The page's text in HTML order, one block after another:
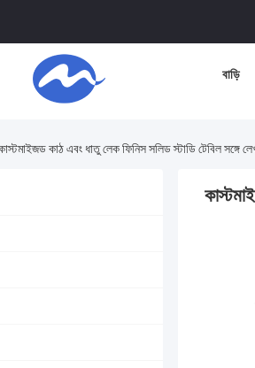
বাড়ি
কাঠ এবং ধাতু লেক ফিনিস সলিড স্টাডি টেবিল সঙ্গে